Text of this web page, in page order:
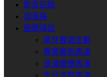
影音記錄
部落格
服務項目
尾牙春酒企劃
專業魔術表演
浪漫婚禮表演